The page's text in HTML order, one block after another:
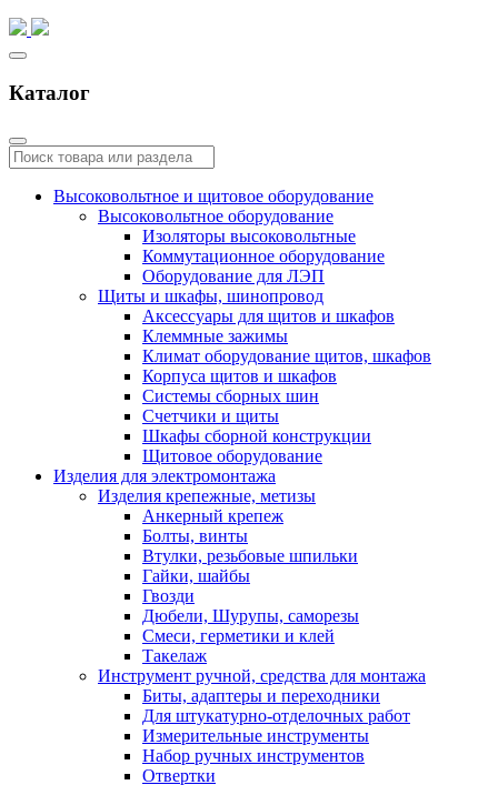
Каталог
Высоковольтное и щитовое оборудование
Высоковольтное оборудование
Изоляторы высоковольтные
Коммутационное оборудование
Оборудование для ЛЭП
Щиты и шкафы, шинопровод
Аксессуары для щитов и шкафов
Клеммные зажимы
Климат оборудование щитов, шкафов
Корпуса щитов и шкафов
Системы сборных шин
Счетчики и щиты
Шкафы сборной конструкции
Щитовое оборудование
Изделия для электромонтажа
Изделия крепежные, метизы
Анкерный крепеж
Болты, винты
Втулки, резьбовые шпильки
Гайки, шайбы
Гвозди
Дюбели, Шурупы, саморезы
Смеси, герметики и клей
Такелаж
Инструмент ручной, средства для монтажа
Биты, адаптеры и переходники
Для штукатурно-отделочных работ
Измерительные инструменты
Набор ручных инструментов
Отвертки